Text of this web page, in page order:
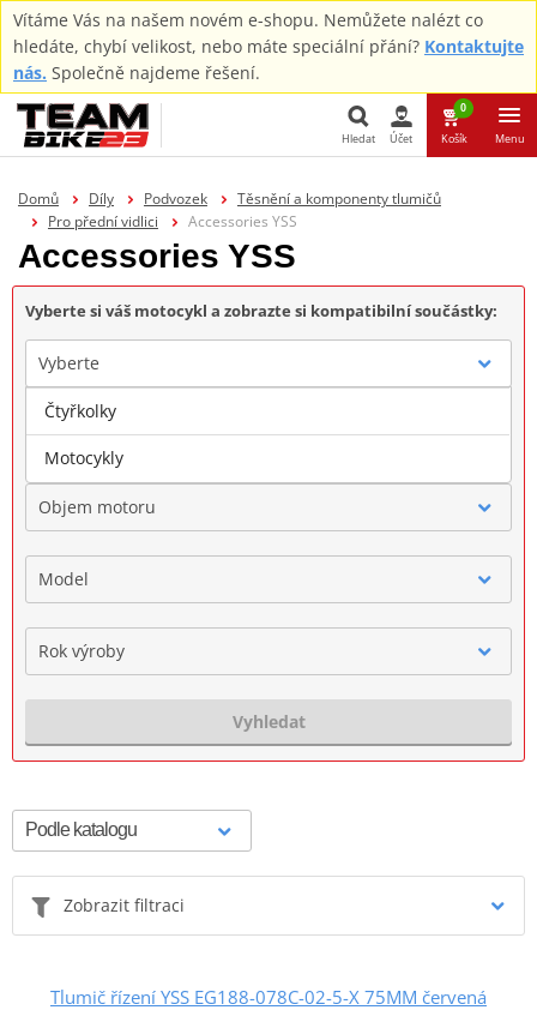
Vítáme Vás na našem novém e-shopu. Nemůžete nalézt co
hledáte, chybí velikost, nebo máte speciální přání? Kontaktujte
nás. Společně najdeme řešení.
Hledat Účet
0
Košík Menu
Domů Díly Podvozek
Těsnění a komponenty tlumičů
Pro přední vidlici
Accessories YSS
Accessories YSS
Vyberte si váš motocykl a zobrazte si kompatibilní součástky:
Vyberte
Značka
Objem motoru
Model
Rok výroby
Vyhledat
Zobrazit filtraci
Tlumič řízení YSS EG188-078C-02-5-X 75MM červená
Čtyřkolky
Motocykly